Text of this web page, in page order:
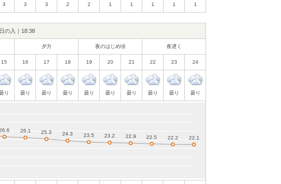
3 3 3 2 2 1 1 1 1 1
日の入｜18:38
夕方 夜のはじめ頃 夜遅く
15 16 17 18 19 20 21 22 23 24
り 曇り 曇り 曇り 曇り 曇り 曇り 曇り 曇り 曇り